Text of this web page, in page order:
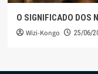
O SIGNIFICADO DOS
Wizi-Kongo 25/06/